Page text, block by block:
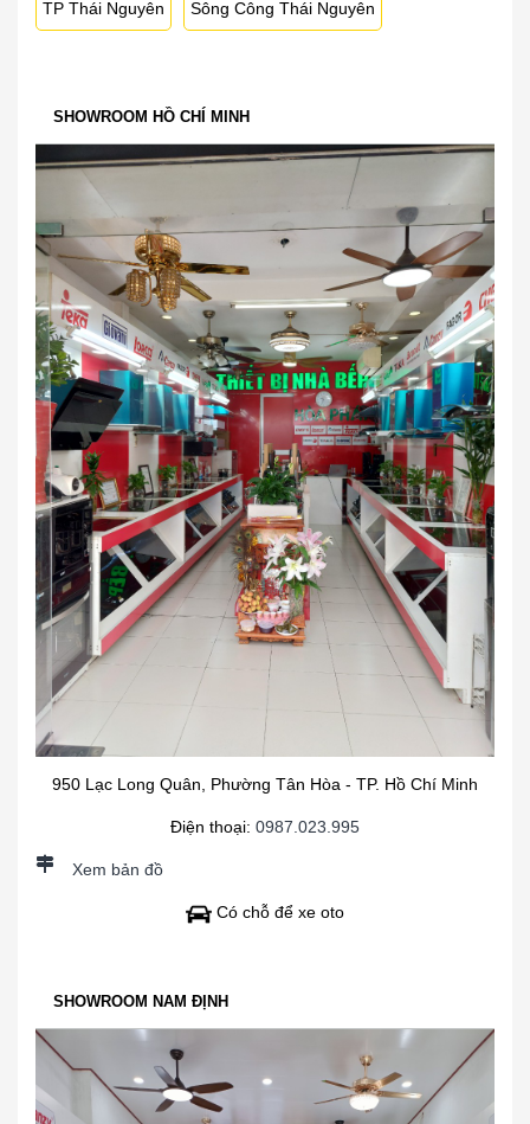
TP Thái Nguyên Sông Công Thái Nguyên
SHOWROOM HỒ CHÍ MINH
950 Lạc Long Quân, Phường Tân Hòa - TP. Hồ Chí Minh
Điện thoại: 0987.023.995
Xem bản đồ
Có chỗ để xe oto
SHOWROOM NAM ĐỊNH